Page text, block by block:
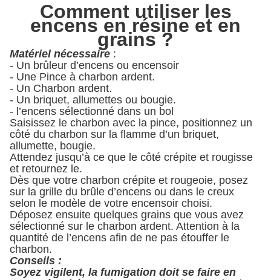
Comment utiliser les
encens en résine et en
grains ?
Matériel nécessaire :
- Un brûleur d’encens ou encensoir
- Une Pince à charbon ardent.
- Un Charbon ardent.
- Un briquet, allumettes ou bougie.
- l’encens sélectionné dans un bol
Saisissez le charbon avec la pince, positionnez un
côté du charbon sur la flamme d’un briquet,
allumette, bougie.
Attendez jusqu’à ce que le côté crépite et rougisse
et retournez le.
Dès que votre charbon crépite et rougeoie, posez
sur la grille du brûle d’encens ou dans le creux
selon le modèle de votre encensoir choisi.
Déposez ensuite quelques grains que vous avez
sélectionné sur le charbon ardent. Attention à la
quantité de l’encens afin de ne pas étouffer le
charbon.
Conseils :
Soyez vigilent, la fumigation doit se faire en